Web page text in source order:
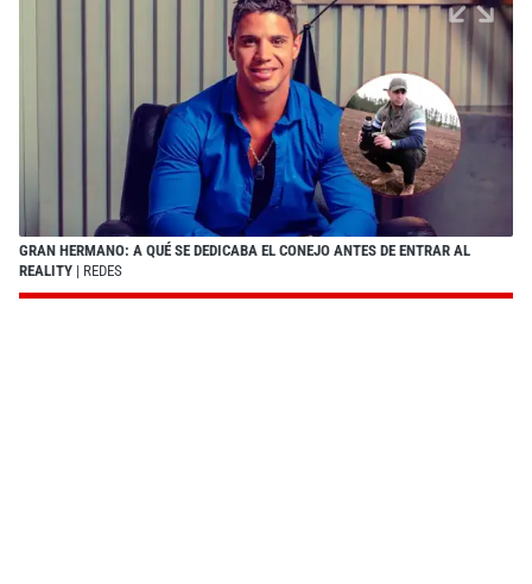
GRAN HERMANO: A QUÉ SE DEDICABA EL CONEJO ANTES DE ENTRAR AL
REALITY | REDES